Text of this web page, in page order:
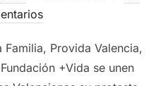
Familia, Provida Valencia,
+Vida se unen